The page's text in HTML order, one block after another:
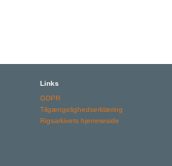
Links
GDPR
Tilgængelighedserklæring
Rigsarkivets hjemmeside